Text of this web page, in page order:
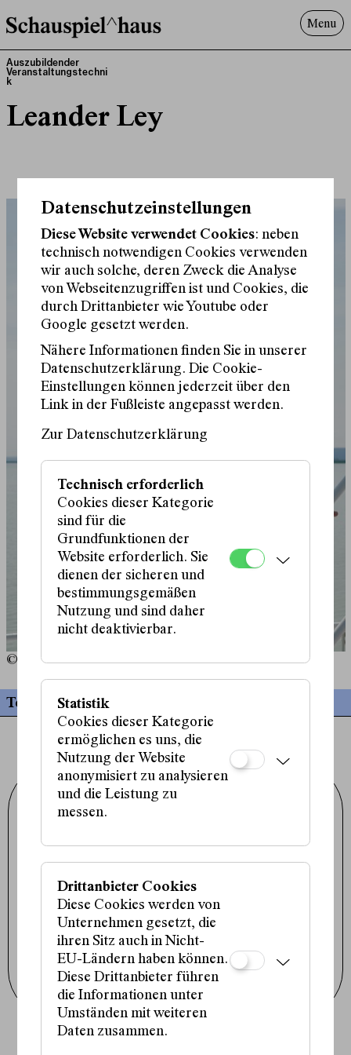
Menu
Auszubildender
Veranstaltungstechni
k
Leander Ley
© soju.studio
Termine
Schauspielhaus Wien GmbH
Porzellangasse 19
office@schauspielhaus.at
Presse / Downloads
Cookie-Einstellungen
Instagram
Facebook
Tiktok
Newsletter abonnieren
Datenschutzeinstellungen
Diese Website verwendet Cookies: neben
technisch notwendigen Cookies verwenden
wir auch solche, deren Zweck die Analyse
von Webseitenzugriffen ist und Cookies, die
durch Drittanbieter wie Youtube oder
Google gesetzt werden.
Nähere Informationen finden Sie in unserer
Datenschutzerklärung. Die Cookie-
Einstellungen können jederzeit über den
Link in der Fußleiste angepasst werden.
Zur Datenschutzerklärung
Technisch erforderlich
Cookies dieser Kategorie
sind für die
Grundfunktionen der
Website erforderlich. Sie
dienen der sicheren und
bestimmungsgemäßen
Nutzung und sind daher
nicht deaktivierbar.
Statistik
Cookies dieser Kategorie
ermöglichen es uns, die
Nutzung der Website
anonymisiert zu analysieren
und die Leistung zu
messen.
Drittanbieter Cookies
Diese Cookies werden von
Unternehmen gesetzt, die
ihren Sitz auch in Nicht-
EU-Ländern haben können.
Diese Drittanbieter führen
die Informationen unter
Umständen mit weiteren
Daten zusammen.